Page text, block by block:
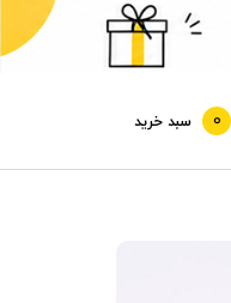
0 سبد خرید